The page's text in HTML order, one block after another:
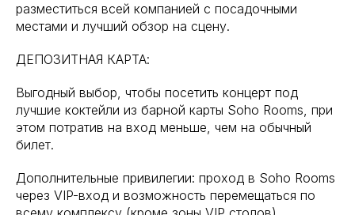
разместиться всей компанией с посадочными
местами и лучший обзор на сцену.
ДЕПОЗИТНАЯ КАРТА:
Выгодный выбор, чтобы посетить концерт под
лучшие коктейли из барной карты Soho Rooms, при
этом потратив на вход меньше, чем на обычный
билет.
Дополнительные привилегии: проход в Soho Rooms
через VIP-вход и возможность перемещаться по